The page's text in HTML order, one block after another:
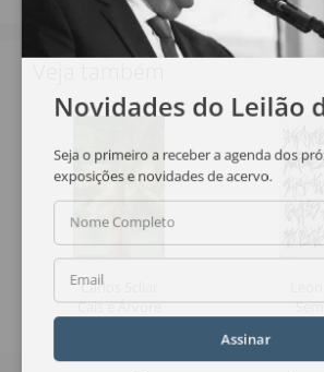
Carlos Scliar
Cais e Árvore
Novidades do Leilão
Seja o primeiro a receber a agenda dos
exposições e novidades de acervo.
Nome Completo
Email
Assinar